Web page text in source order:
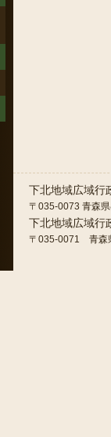
下北地域広域行
〒035-0073 青森
下北地域広域
〒035-0071 青森